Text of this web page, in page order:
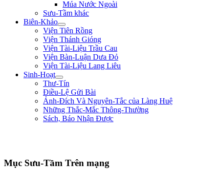
Múa Nước Ngoài
Sưu-Tầm khác
Biên-Khảo
Viện Tiên Rồng
Viện Thánh Gióng
Viện Tài-Liệu Trầu Cau
Viện Bàn-Luận Dưa Đỏ
Viện Tài-Liệu Lang Liêu
Sinh-Hoạt
Thư-Tín
Điều-Lệ Gửi Bài
Ảnh-Đích Và Nguyên-Tắc của Làng Huệ
Những Thắc-Mắc Thông-Thường
Sách, Báo Nhận Được
Mục Sưu-Tầm Trên mạng